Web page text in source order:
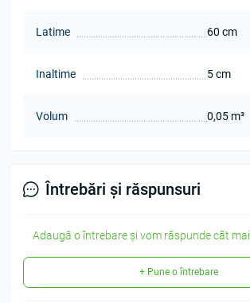
Latime 60 cm
Inaltime 5 cm
Volum 0,05 m³
Întrebări și răspunsuri
Adaugă o întrebare și vom răspunde cât
+ Pune o întrebare